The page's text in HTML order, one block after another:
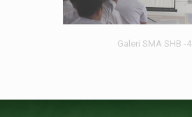
Galeri SMA SHB -4